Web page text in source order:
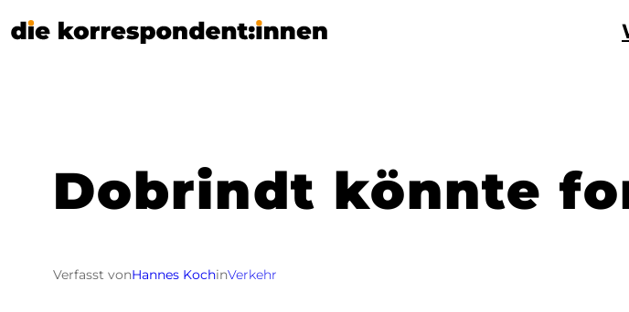
Dobrindt könnte
Verfasst vonHannes KochinVerkehr